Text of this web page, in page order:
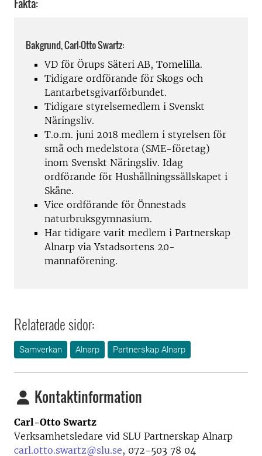
Fakta:
Bakgrund, Carl-Otto Swartz:
VD för Örups Säteri AB, Tomelilla.
Tidigare ordförande för Skogs och
Lantarbetsgivarförbundet.
Tidigare styrelsemedlem i Svenskt
Näringsliv.
T.o.m. juni 2018 medlem i styrelsen för
små och medelstora (SME-företag)
inom Svenskt Näringsliv. Idag
ordförande för Hushållningssällskapet i
Skåne.
Vice ordförande för Önnestads
naturbruksgymnasium.
Har tidigare varit medlem i Partnerskap
Alnarp via Ystadsortens 20-
mannaförening.
Relaterade sidor:
Samverkan Alnarp Partnerskap Alnarp
Kontaktinformation
Carl-Otto Swartz
Verksamhetsledare vid SLU Partnerskap Alnarp
carl.otto.swartz@slu.se, 072-503 78 04